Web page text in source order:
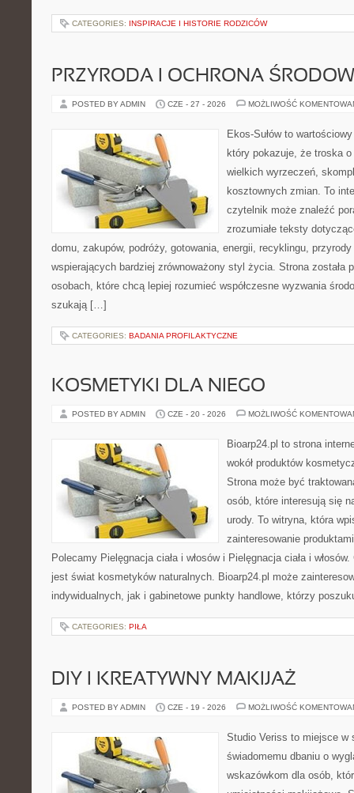
CATEGORIES: INSPIRACJE I HISTORIE RODZICÓW
PRZYRODA I OCHRONA
POSTED BY ADMIN CZE - 27 - 2026 MOŻLIWOŚĆ
Ekos-Sułów to
który pokazuje, że troska
wielkich wyrzeczeń,
kosztownych zmian. To
czytelnik może znaleźć
zrozumiałe teksty
domu, zakupów, podróży, gotowania, energii, recyklingu,
wspierających bardziej zrównoważony styl życia. Strona została
osobach, które chcą lepiej rozumieć współczesne wyzwania
szukają […]
CATEGORIES: BADANIA PROFILAKTYCZNE
KOSMETYKI DLA NIEGO
POSTED BY ADMIN CZE - 20 - 2026 MOŻLIWOŚĆ
Bioarp24.pl to strona
wokół produktów
Strona może być
osób, które interesują się
urody. To witryna, która
zainteresowanie
Polecamy Pielęgnacja ciała i włosów i Pielęgnacja ciała i
jest świat kosmetyków naturalnych. Bioarp24.pl może
indywidualnych, jak i gabinetowe punkty handlowe, którzy
CATEGORIES: PIŁA
DIY I KREATYWNY MAKIJAŻ
POSTED BY ADMIN CZE - 19 - 2026 MOŻLIWOŚĆ
Studio Veriss to miejsce w
świadomemu dbaniu o
wskazówkom dla osób,